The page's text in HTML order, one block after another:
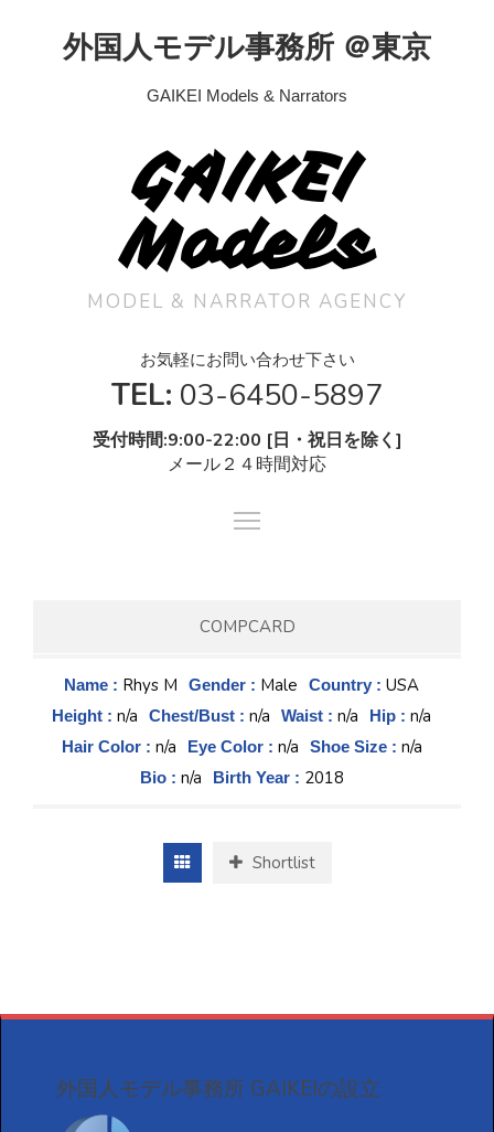
外国人モデル事務所 ＠東京
GAIKEI Models & Narrators
GAIKEI
Models
MODEL & NARRATOR AGENCY
お気軽にお問い合わせ下さい
TEL: 03-6450-5897
受付時間:9:00-22:00 [日・祝日を除く]
メール２４時間対応
COMPCARD
Name : Rhys M Gender : Male Country : USA
Height : n/a Chest/Bust : n/a Waist : n/a Hip : n/a
Hair Color : n/a Eye Color : n/a Shoe Size : n/a
Bio : n/a Birth Year : 2018
Shortlist
外国人モデル事務所 GAIKEIの設立